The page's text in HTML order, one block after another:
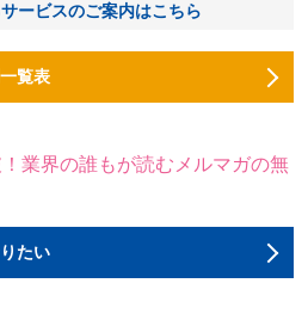
ービスのご案内はこちら
覧表
業界の誰もが読むメルマガの無
たい